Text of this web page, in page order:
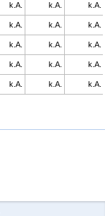
k.A. k.A. k.A.
k.A. k.A. k.A.
k.A. k.A. k.A.
k.A. k.A. k.A.
k.A. k.A. k.A.